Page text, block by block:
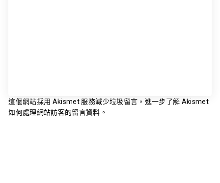
這個網站採用 Akismet 服務減少垃圾留言。 進一步了解 Akismet
如何處理網站訪客的留言資料 。